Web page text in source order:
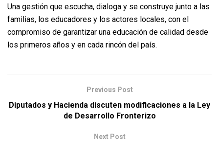
Una gestión que escucha, dialoga y se construye junto a las
familias, los educadores y los actores locales, con el
compromiso de garantizar una educación de calidad desde
los primeros años y en cada rincón del país.
Previous Post
Diputados y Hacienda discuten modificaciones a la Ley
de Desarrollo Fronterizo
Next Post